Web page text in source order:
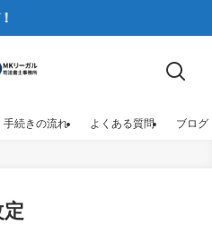
手続きの流れ よくある質問 ブログ